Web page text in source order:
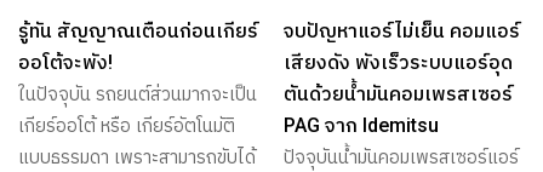
รู้ทัน สัญญาณเตือนก่อนเกียร์
ออโต้จะพัง!
ในปัจจุบัน รถยนต์ส่วนมากจะเป็น
เกียร์ออโต้ หรือ เกียร์อัตโนมัติ
แบบธรรมดา เพราะสามารถขับได้
จบปัญหาแอร์ไม่เย็น คอมแอร์
เสียงดัง พังเร็วระบบแอร์อุด
ตันด้วยน้ำมันคอมเพรสเซอร์
PAG จาก Idemitsu
ปัจจุบันน้ำมันคอมเพรสเซอร์แอร์